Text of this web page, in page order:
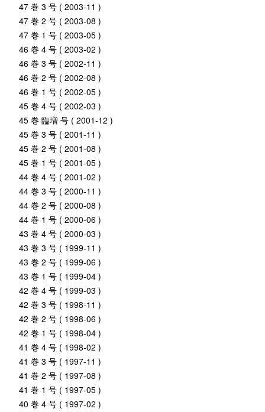
47 巻 3 号 ( 2003-11 )
47 巻 2 号 ( 2003-08 )
47 巻 1 号 ( 2003-05 )
46 巻 4 号 ( 2003-02 )
46 巻 3 号 ( 2002-11 )
46 巻 2 号 ( 2002-08 )
46 巻 1 号 ( 2002-05 )
45 巻 4 号 ( 2002-03 )
45 巻 臨増 号 ( 2001-12 )
45 巻 3 号 ( 2001-11 )
45 巻 2 号 ( 2001-08 )
45 巻 1 号 ( 2001-05 )
44 巻 4 号 ( 2001-02 )
44 巻 3 号 ( 2000-11 )
44 巻 2 号 ( 2000-08 )
44 巻 1 号 ( 2000-06 )
43 巻 4 号 ( 2000-03 )
43 巻 3 号 ( 1999-11 )
43 巻 2 号 ( 1999-06 )
43 巻 1 号 ( 1999-04 )
42 巻 4 号 ( 1999-03 )
42 巻 3 号 ( 1998-11 )
42 巻 2 号 ( 1998-06 )
42 巻 1 号 ( 1998-04 )
41 巻 4 号 ( 1998-02 )
41 巻 3 号 ( 1997-11 )
41 巻 2 号 ( 1997-08 )
41 巻 1 号 ( 1997-05 )
40 巻 4 号 ( 1997-02 )